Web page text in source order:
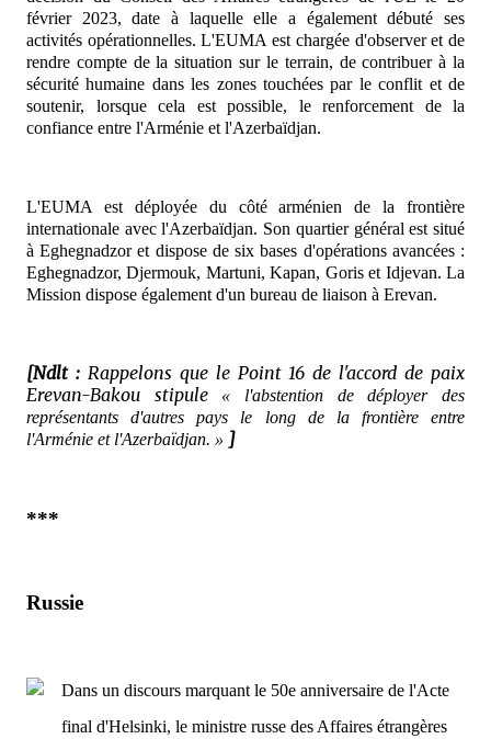
février 2023, date à laquelle elle a également débuté ses
activités opérationnelles. L'EUMA est chargée d'observer et de
rendre compte de la situation sur le terrain, de contribuer à la
sécurité humaine dans les zones touchées par le conflit et de
soutenir, lorsque cela est possible, le renforcement de la
confiance entre l'Arménie et l'Azerbaïdjan.
L'EUMA est déployée du côté arménien de la frontière
internationale avec l'Azerbaïdjan. Son quartier général est situé
à Eghegnadzor et dispose de six bases d'opérations avancées :
Eghegnadzor, Djermouk, Martuni, Kapan, Goris et Idjevan. La
Mission dispose également d'un bureau de liaison à Erevan.
[Ndlt :Rappelons que le Point 16 de l'accord de paix
Erevan-Bakou stipule
« l'abstention de déployer des
représentants d'autres pays le long de la frontière entre
l'Arménie et l'Azerbaïdjan. » ]
***
Russie
Dans un discours marquant le 50e anniversaire de l'Acte
final d'Helsinki, le ministre russe des Affaires étrangères